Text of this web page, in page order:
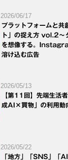
2026/06/17
プラットフォームと共
ト」の捉え方 vol.2～
を想像する。
溶け込む広告
2026/05/13
【第11回】先端生活
成AI×買物」の利用動
2026/05/22
「地方」「SNS」「